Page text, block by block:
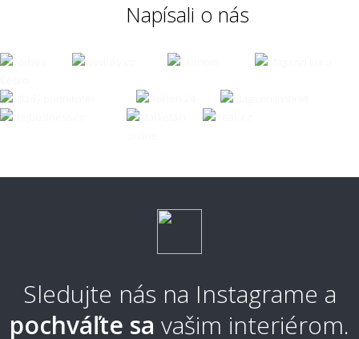
Napísali o nás
Sledujte nás na Instagrame a
pochváľte sa vašim interiérom.